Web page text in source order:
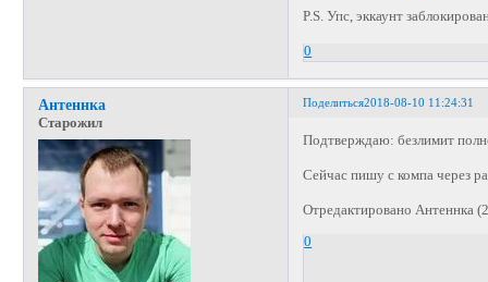
P.S. Упс, эккаунт
0
Поделиться2018-08-10 11:24:31
Антеннка
Старожил
Подтверждаю: безлимит
Сейчас пишу с компа через
Отредактировано Антеннка
0